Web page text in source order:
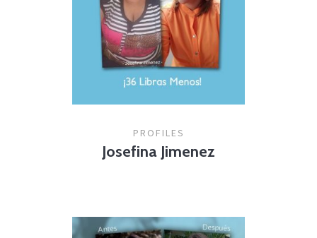
PROFILES
Josefina Jimenez